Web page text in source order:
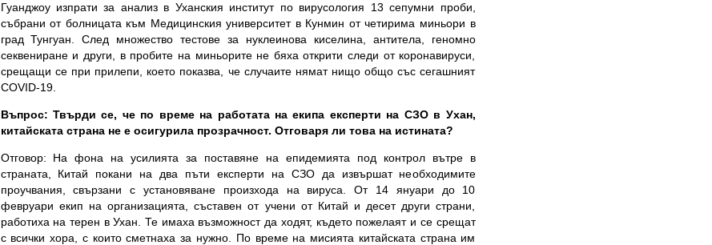
Гуанджоу изпрати за анализ в Уханския институт по вирусология 13 сепумни проби,
събрани от болницата към Медицинския университет в Кунмин от четирима миньори в
град Тунгуан. След множество тестове за нуклеинова киселина, антитела, геномно
секвениране и други, в пробите на миньорите не бяха открити следи от коронавируси,
срещащи се при прилепи, което показва, че случаите нямат нищо общо със сегашният
COVID-19.
Въпрос: Твърди се, че по време на работата на екипа експерти на СЗО в Ухан,
китайската страна не е осигурила прозрачност. Отговаря ли това на истината?
Отговор: На фона на усилията за поставяне на епидемията под контрол вътре в
страната, Китай покани на два пъти експерти на СЗО да извършат необходимите
проучвания, свързани с установяване произхода на вируса. От 14 януари до 10
февруари екип на организацията, съставен от учени от Китай и десет други страни,
работиха на терен в Ухан. Те имаха възможност да ходят, където пожелаят и се срещат
с всички хора, с които сметнаха за нужно. По време на мисията китайската страна им